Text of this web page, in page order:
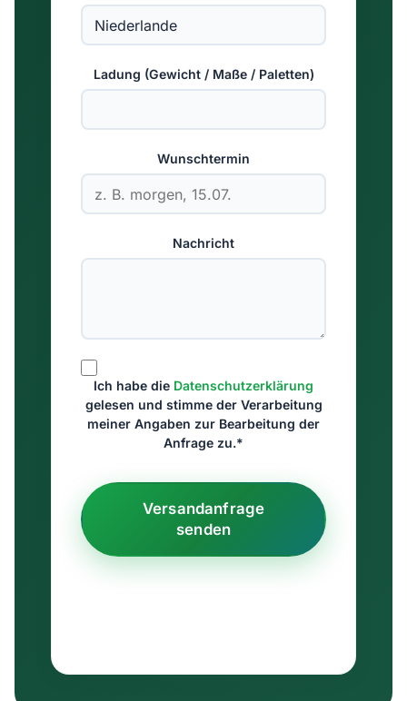
Ladung (Gewicht / Maße / Paletten)
Wunschtermin
Nachricht
Ich habe die Datenschutzerklärung
gelesen und stimme der Verarbeitung
meiner Angaben zur Bearbeitung der
Anfrage zu.*
Versandanfrage
senden